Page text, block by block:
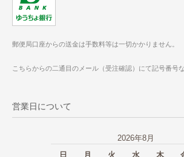
郵便局口座からの送金は手数料等は一切かかりません。
こちらからの二通目のメール（受注確認）にて記号番号
営業日について
2026年8月
日
月 火 水 木